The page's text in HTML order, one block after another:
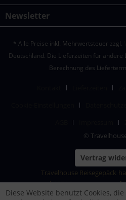
Newsletter
* Alle Preise inkl. Mehrwertsteuer zzgl.
Deutschland. Die Lieferzeiten für
Berechnung des
©
Vertrag
Travelhouse Reisegepäck
|1874Bewertungen auf
Diese Website benutzt Cookies,